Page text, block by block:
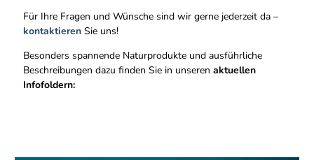
Für Ihre Fragen und Wünsche sind wir gerne jederzeit da –
kontaktierenSie uns!
Besonders spannende Naturprodukte und ausführliche
Beschreibungen dazu finden Sie in unseren aktuellen
Infofoldern: